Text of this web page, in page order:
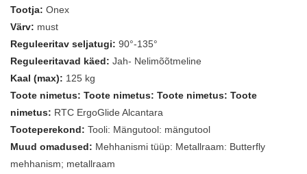
Tootja: Onex
Värv: must
Reguleeritav seljatugi: 90°-135°
Reguleeritavad käed: Jah- Nelimõõtmeline
Kaal (max): 125 kg
Toote nimetus: Toote nimetus: Toote nimetus: Toote
nimetus: RTC ErgoGlide Alcantara
Tooteperekond: Tooli: Mängutool: mängutool
Muud omadused: Mehhanismi tüüp: Metallraam: Butterfly
mehhanism; metallraam